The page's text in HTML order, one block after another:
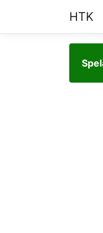
HTK